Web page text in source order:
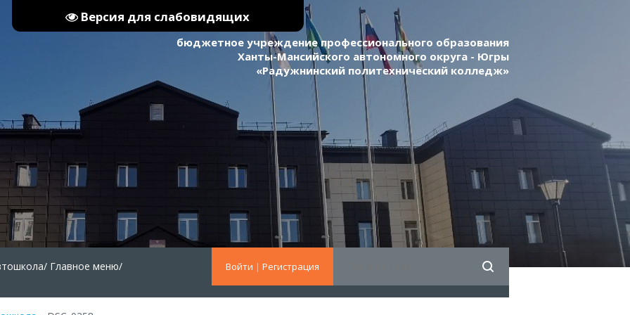
Версия для слабовидящих
бюджетное учреждение профессионального образования
Ханты-Мансийского автономного округа - Югры
«Радужнинский политехнический колледж»
Войти | Регистрация
Главное меню/